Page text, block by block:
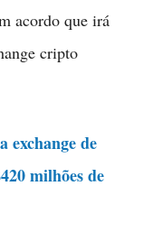
acordo que irá
cripto
exchange de
milhões de